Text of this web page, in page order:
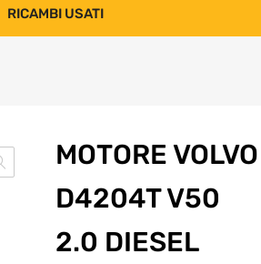
RICAMBI USATI
MOTORE VOLVO
D4204T V50
2.0 DIESEL